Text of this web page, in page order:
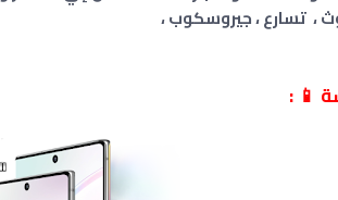
، تسارع ، جيروسكوب ،
📱 :